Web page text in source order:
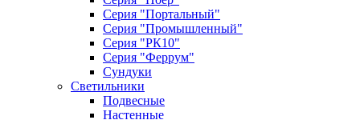
Серия "Портальный"
Серия "Промышленный"
Серия "РК10"
Серия "Феррум"
Сундуки
Светильники
Подвесные
Настенные